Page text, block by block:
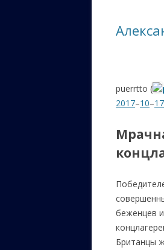
puerrtto (
2017–10–17
беженцев
Британцы